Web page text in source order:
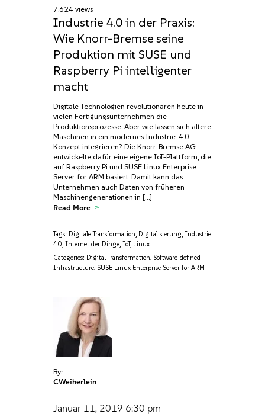
7.624 views
Industrie 4.0 in der Praxis:
Wie Knorr-Bremse seine
Produktion mit SUSE und
Raspberry Pi intelligenter
macht
Digitale Technologien revolutionären heute in
vielen Fertigungsunternehmen die
Produktionsprozesse. Aber wie lassen sich ältere
Maschinen in ein modernes Industrie-4.0-
Konzept integrieren? Die Knorr-Bremse AG
entwickelte dafür eine eigene IoT-Plattform, die
auf Raspberry Pi und SUSE Linux Enterprise
Server for ARM basiert. Damit kann das
Unternehmen auch Daten von früheren
Maschinengenerationen in […]
Read More
Tags: Digitale Transformation, Digitalisierung, Industrie
4.0, Internet der Dinge, IoT, Linux
Categories: Digital Transformation, Software-defined
Infrastructure, SUSE Linux Enterprise Server for ARM
By:
CWeiherlein
Januar 11, 2019 6:30 pm